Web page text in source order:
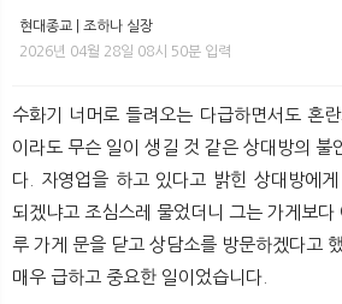
현대종교 | 조하나 실장
2026년 04월 28일 08시 50분 입력
수화기 너머로 들려오는 다급하면서도 혼
이라도 무슨 일이 생길 것 같은 상대방의 불
다. 자영업을 하고 있다고 밝힌 상대방에게
되겠냐고 조심스레 물었더니 그는 가게보
루 가게 문을 닫고 상담소를 방문하겠다고
매우 급하고 중요한 일이었습니다.